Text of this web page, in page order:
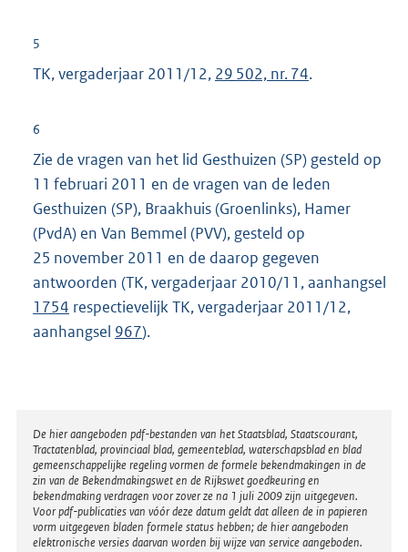
5
TK, vergaderjaar 2011/12, 29 502, nr. 74.
6
Zie de vragen van het lid Gesthuizen (SP) gesteld op
11 februari 2011 en de vragen van de leden
Gesthuizen (SP), Braakhuis (Groenlinks), Hamer
(PvdA) en Van Bemmel (PVV), gesteld op
25 november 2011 en de daarop gegeven
antwoorden (TK, vergaderjaar 2010/11, aanhangsel
1754 respectievelijk TK, vergaderjaar 2011/12,
aanhangsel 967).
Disclaimer
De hier aangeboden pdf-bestanden van het Staatsblad, Staatscourant,
Tractatenblad, provinciaal blad, gemeenteblad, waterschapsblad en blad
gemeenschappelijke regeling vormen de formele bekendmakingen in de
zin van de Bekendmakingswet en de Rijkswet goedkeuring en
bekendmaking verdragen voor zover ze na 1 juli 2009 zijn uitgegeven.
Voor pdf-publicaties van vóór deze datum geldt dat alleen de in papieren
vorm uitgegeven bladen formele status hebben; de hier aangeboden
elektronische versies daarvan worden bij wijze van service aangeboden.